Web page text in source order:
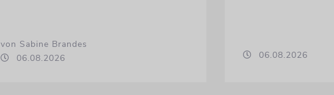
von Sabine Brandes
06.08.2026
06.08.2026